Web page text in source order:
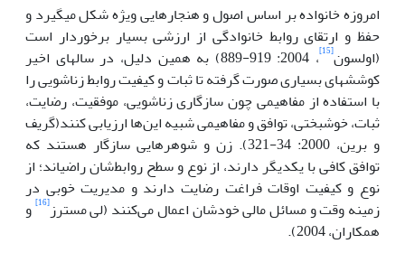
امروزه خانواده بر اساس اصول و هنجارهایی ویژه شکل می­گیرد و
حفظ و ارتقای روابط خانوادگی از ارزشی بسیار برخوردار است
(اولسون[15]
، 2004: 919-889) به همین دلیل، در سال­های اخیر
کوشش­های بسیاری صورت گرفته تا ثبات و کیفیت روابط زناشویی را
با استفاده از مفاهیمی چون سازگاری زناشویی، موفقیت، رضایت،
ثبات، خوشبختی، توافق و مفاهیمی شبیه این‌ها ارزیابی کنند(گریف
و برین، 2000: 34-321). زن و شوهرهایی سازگار هستند که
توافق کافی با یکدیگر دارند، از نوع و سطح روابط‌شان راضی­اند؛ از
نوع و کیفیت اوقات فراغت رضایت دارند و مدیریت خوبی در
زمینه وقت و مسائل مالی خودشان اعمال می‌کنند (لی مسترز[16]
و
همکاران، 2004).